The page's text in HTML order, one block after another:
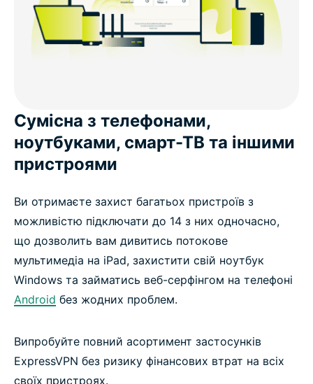
Сумісна з телефонами,
ноутбуками, смарт-ТВ та іншими
пристроями
Ви отримаєте захист багатьох пристроїв з
можливістю підключати до 14 з них одночасно,
що дозволить вам дивитись потокове
мультимедіа на iPad, захистити свій ноутбук
Windows та займатись веб-серфінгом на телефоні
Android без жодних проблем.
Випробуйте повний асортимент застосунків
ExpressVPN без ризику фінансових втрат на всіх
своїх пристроях.